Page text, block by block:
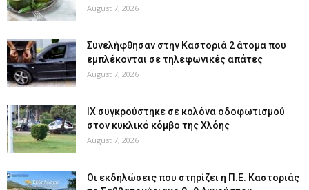
August 7, 2026
Συνελήφθησαν στην Καστοριά 2 άτομα που
εμπλέκονται σε τηλεφωνικές απάτες
August 7, 2026
ΙΧ συγκρούστηκε σε κολόνα οδοφωτισμού
στον κυκλικό κόμβο της Χλόης
August 7, 2026
Οι εκδηλώσεις που στηρίζει η Π.Ε. Καστοριάς